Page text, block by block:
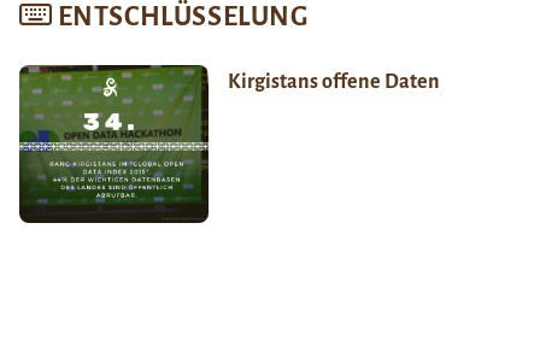
ENTSCHLÜSSELUNG
Kirgistans offene Daten